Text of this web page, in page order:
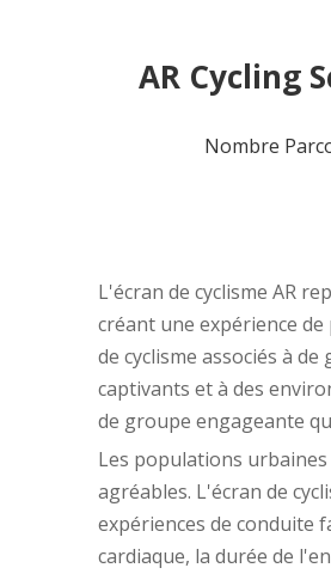
AR Cycling
Nombre
L'écran de cyclisme AR
créant une expérience
de cyclisme associés à
captivants et à des
de groupe engageante
Les populations
agréables. L'écran de
expériences de conduite
cardiaque, la durée de